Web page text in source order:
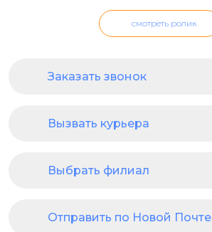
смотреть ролик
Заказать звонок
Вызвать курьера
Выбрать филиал
Отправить по Новой Почте